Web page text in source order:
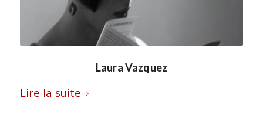
Laura Vazquez
Lire la suite